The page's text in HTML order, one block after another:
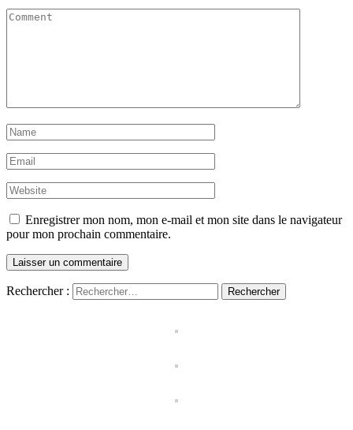
Enregistrer mon nom, mon e-mail et mon site dans le navigateur
pour mon prochain commentaire.
Rechercher :